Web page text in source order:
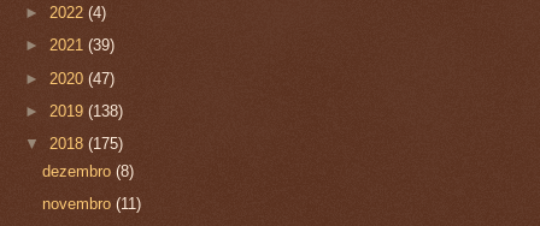
► 2022 (4)
► 2021 (39)
► 2020 (47)
► 2019 (138)
▼ 2018 (175)
dezembro(8)
novembro(11)